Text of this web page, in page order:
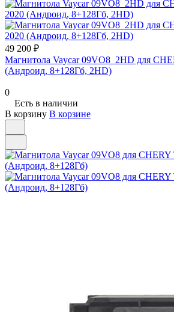
49 200 ₽
Магнитола Vaycar 09VO8_2HD для
(Андроид, 8+128Гб, 2HD)
0
Есть в наличии
В корзину В корзине